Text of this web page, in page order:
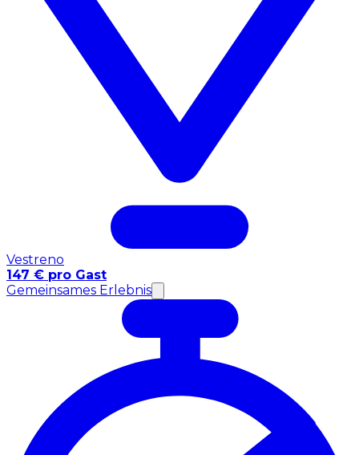
Vestreno
147 € pro Gast
Gemeinsames Erlebnis